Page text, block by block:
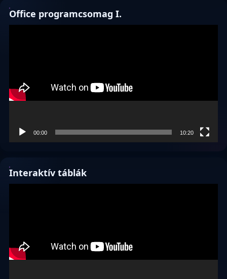
Office programcsomag I.
00:00 10:20
Interaktív táblák